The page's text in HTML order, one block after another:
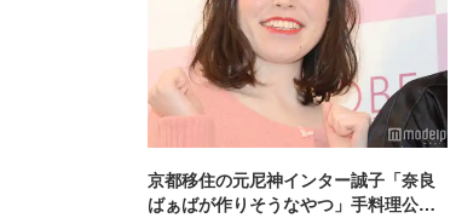
京都移住の元尼神インター誠子「奈良
ばぁばが作りそうなやつ」手料理公開